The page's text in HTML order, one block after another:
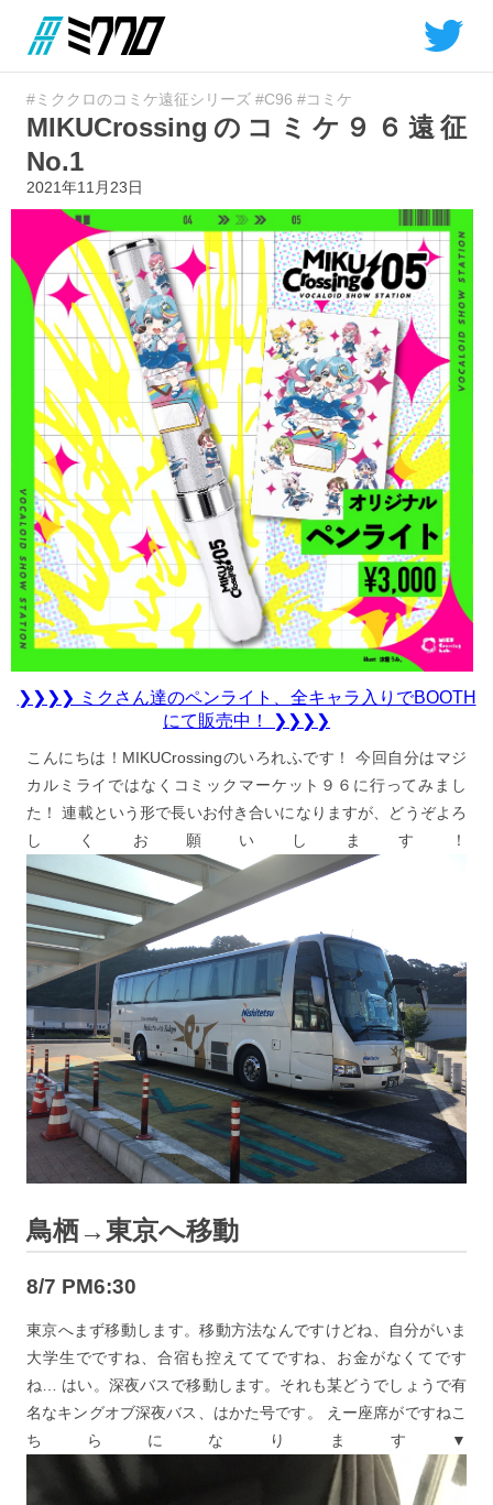
#ミククロのコミケ遠征シリーズ #C96 #コミケ
MIKUCrossingのコミケ９６遠征
No.1
2021年11月23日
❯❯❯❯ ミクさん達のペンライト、全キャラ入りでBOOTH
にて販売中！ ❯❯❯❯
こんにちは！MIKUCrossingのいろれふです！ 今回自分はマジ
カルミライではなくコミックマーケット９６に行ってみまし
た！ 連載という形で長いお付き合いになりますが、どうぞよろ
しくお願いします！
鳥栖→東京へ移動
8/7 PM6:30
東京へまず移動します。移動方法なんですけどね、自分がいま
大学生でですね、合宿も控えててですね、お金がなくてです
ね… はい。深夜バスで移動します。それも某どうでしょうで有
名なキングオブ深夜バス、はかた号です。 えー座席がですねこ
ちらになります▼